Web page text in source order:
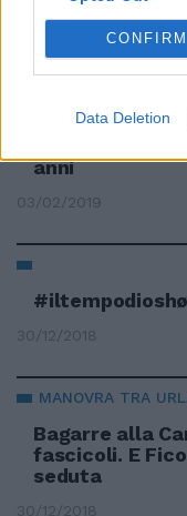
CONFIRM
Data Deletion
17/02/2019
Rissa nel pub,
anni
03/02/2019
#iltempodioshø
30/12/2018
MANOVRA TRA
Bagarre alla
fascicoli. E
seduta
30/12/2018